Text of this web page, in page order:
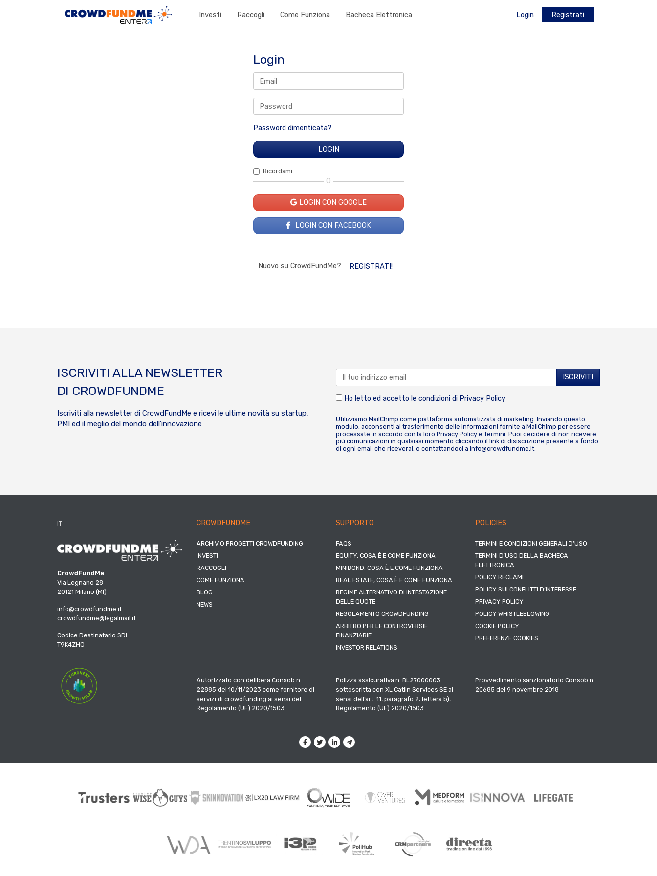
Investi Raccogli Come Funziona Bacheca Elettronica Login Registrati
Login
Password dimenticata?
Ricordami
O
LOGIN CON GOOGLE
LOGIN CON FACEBOOK
Nuovo su CrowdFundMe? REGISTRATI!
ISCRIVITI ALLA NEWSLETTER
DI CROWDFUNDME
Iscriviti alla newsletter di CrowdFundMe e ricevi le ultime novità su startup,
PMI ed il meglio del mondo dell’innovazione
Ho letto ed accetto le condizioni di Privacy Policy
Utilizziamo MailChimp come piattaforma automatizzata di marketing. Inviando questo
modulo, acconsenti al trasferimento delle informazioni fornite a MailChimp per essere
processate in accordo con la loro Privacy Policy e Termini. Puoi decidere di non ricevere
più comunicazioni in qualsiasi momento cliccando il link di disiscrizione presente a fondo
di ogni email che riceverai, o contattandoci a info@crowdfundme.it.
IT
CrowdFundMe
Via Legnano 28
20121 Milano (MI)
info@crowdfundme.it
crowdfundme@legalmail.it
Codice Destinatario SDI
T9K4ZHO
CROWDFUNDME
ARCHIVIO PROGETTI CROWDFUNDING
INVESTI
RACCOGLI
COME FUNZIONA
BLOG
NEWS
SUPPORTO
FAQS
EQUITY, COSA È E COME FUNZIONA
MINIBOND, COSA È E COME FUNZIONA
REAL ESTATE, COSA È E COME FUNZIONA
REGIME ALTERNATIVO DI INTESTAZIONE
DELLE QUOTE
REGOLAMENTO CROWDFUNDING
ARBITRO PER LE CONTROVERSIE
FINANZIARIE
INVESTOR RELATIONS
POLICIES
TERMINI E CONDIZIONI GENERALI D’USO
TERMINI D’USO DELLA BACHECA
ELETTRONICA
POLICY RECLAMI
POLICY SUI CONFLITTI D’INTERESSE
PRIVACY POLICY
POLICY WHISTLEBLOWING
COOKIE POLICY
PREFERENZE COOKIES
Autorizzato con delibera Consob n.
22885 del 10/11/2023 come fornitore di
servizi di crowdfunding ai sensi del
Regolamento (UE) 2020/1503
Polizza assicurativa n. BL27000003
sottoscritta con XL Catlin Services SE ai
sensi dell’art. 11, paragrafo 2, lettera b),
Regolamento (UE) 2020/1503
Provvedimento sanzionatorio Consob n.
20685 del 9 novembre 2018